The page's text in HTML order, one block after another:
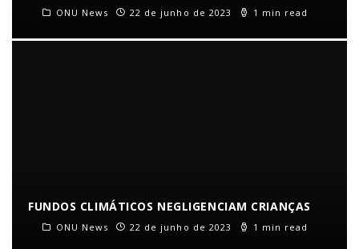
ONU News 22 de junho de 2023 1 min read
FUNDOS CLIMÁTICOS NEGLIGENCIAM CRIANÇAS
ONU News 22 de junho de 2023 1 min read